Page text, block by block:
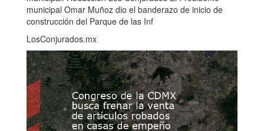
municipal Omar Muñoz dio el banderazo de inicio de
construcción del Parque de las Inf
LosConjurados.mx